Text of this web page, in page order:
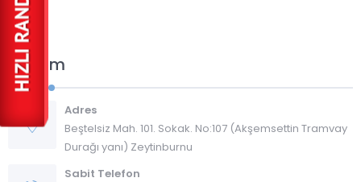
İletişim
Adres
Beştelsiz Mah. 101. Sokak. No:107 (Akşemsettin Tramvay
Durağı yanı) Zeytinburnu
Sabit Telefon